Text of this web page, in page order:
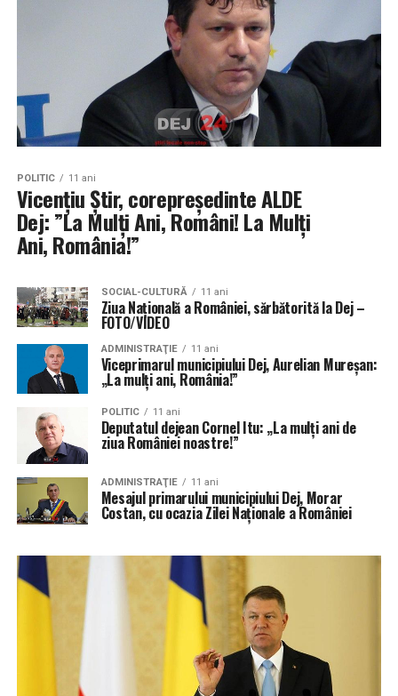
POLITIC 11 ani
Vicențiu Știr, corepreședinte ALDE
Dej: ”La Mulţi Ani, Români! La Mulţi
Ani, România!”
SOCIAL-CULTURĂ 11 ani
Ziua Națională a României, sărbătorită la Dej –
FOTO/VIDEO
ADMINISTRAŢIE 11 ani
Viceprimarul municipiului Dej, Aurelian Mureșan:
„La mulți ani, România!”
POLITIC 11 ani
Deputatul dejean Cornel Itu: „La mulți ani de
ziua României noastre!”
ADMINISTRAŢIE 11 ani
Mesajul primarului municipiului Dej, Morar
Costan, cu ocazia Zilei Naţionale a României